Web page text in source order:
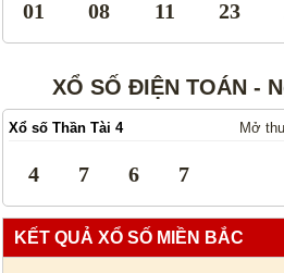
01 08 11 23
XỔ SỐ ĐIỆN TOÁN -
Xổ số Thần Tài 4 Mở
4 7 6 7
KẾT QUẢ XỔ SỐ MIỀN BẮC